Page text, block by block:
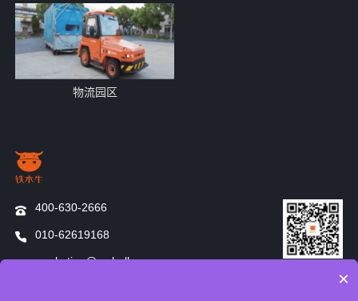
物流园区
400-630-2666
010-62619168
marketing@mybull.com
×